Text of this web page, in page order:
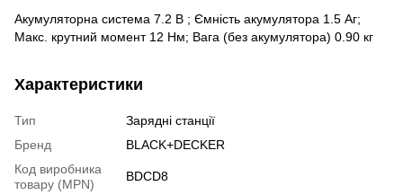
Акумуляторна система 7.2 В ; Ємність акумулятора 1.5 Аг;
Макс. крутний момент 12 Нм; Вага (без акумулятора) 0.90 кг
Характеристики
Тип
Зарядні станції
Бренд
BLACK+DECKER
Код виробника
товару (MPN)
BDCD8